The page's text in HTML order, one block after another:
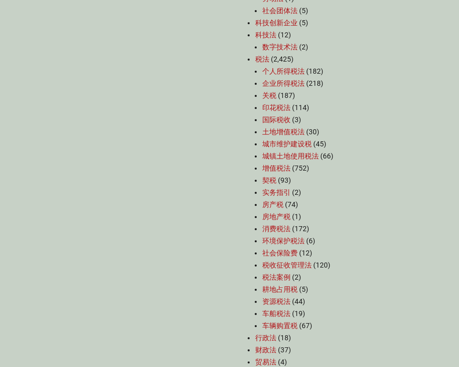
社会团体法 (5)
科技创新企业 (5)
科技法 (12)
数字技术法 (2)
税法 (2,425)
个人所得税法 (182)
企业所得税法 (218)
关税 (187)
印花税法 (114)
国际税收 (3)
土地增值税法 (30)
城市维护建设税 (45)
城镇土地使用税法 (66)
增值税法 (752)
契税 (93)
实务指引
(2)
房产税 (74)
房地产税 (1)
消费税法 (172)
环境保护税法 (6)
社会保险费 (12)
税收征收管理法 (120)
税法案例 (2)
耕地占用税 (5)
资源税法 (44)
车船税法 (19)
车辆购置税 (67)
行政法 (18)
财政法 (37)
贸易法 (4)